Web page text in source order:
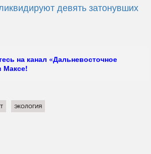
девять затонувших
на канал «Дальневосточное
Максе!
ЭКОЛОГИЯ